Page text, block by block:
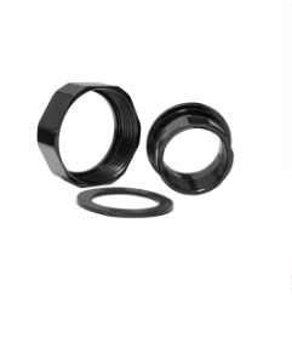
Conector plat ingust
Papuc reazem
Console raft
Detergenti
Ustensile Gradina